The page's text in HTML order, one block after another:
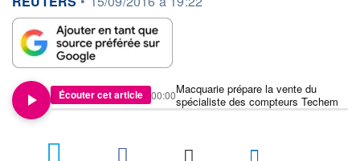
Écouter cet article
Macquarie prépare la vente du
spécialiste des compteurs Techem
00:00